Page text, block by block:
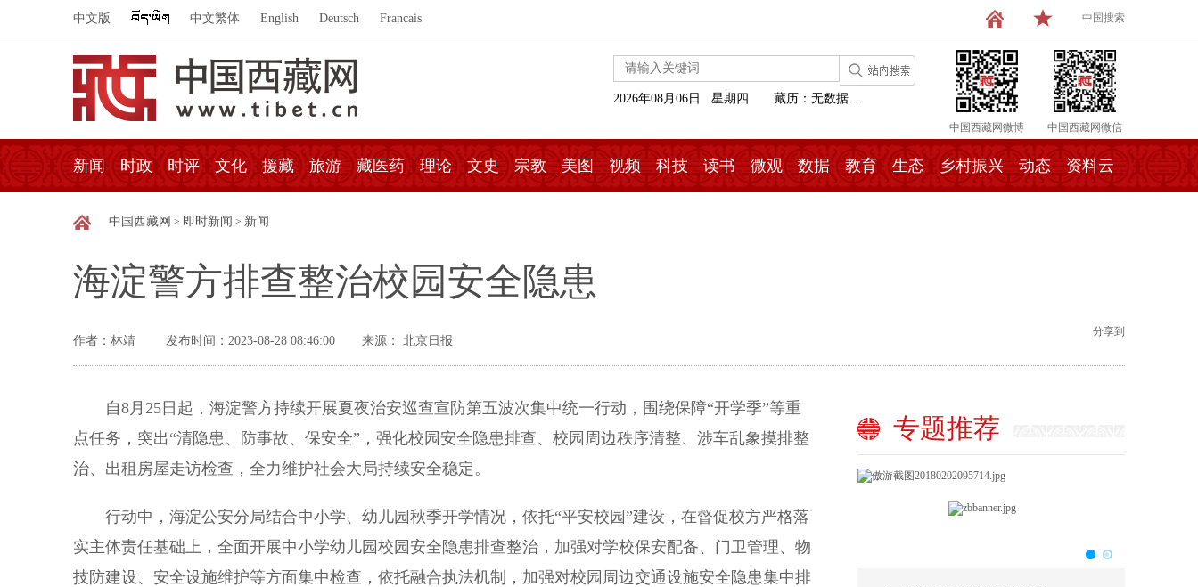
中文版 中文繁体 English Deutsch Francais 中国搜索
中国西藏网微博 中国西藏网微信
2026年08月06日 星期四 藏历：无数据...
新闻 时政 时评 文化 援藏 旅游 藏医药 理论 文史 宗教 美图 视频 科技 读书 微观 数据 教育 生态 乡村振兴 动态 资料云
中国西藏网 > 即时新闻 > 新闻
海淀警方排查整治校园安全隐患
作者：林靖 发布时间：2023-08-28 08:46:00 来源： 北京日报
分享到
自8月25日起，海淀警方持续开展夏夜治安巡查宣防第五波次集中统一行动，围绕保障“开学季”等重
点任务，突出“清隐患、防事故、保安全”，强化校园安全隐患排查、校园周边秩序清整、涉车乱象摸排整
治、出租房屋走访检查，全力维护社会大局持续安全稳定。
行动中，海淀公安分局结合中小学、幼儿园秋季开学情况，依托“平安校园”建设，在督促校方严格落
实主体责任基础上，全面开展中小学幼儿园校园安全隐患排查整治，加强对学校保安配备、门卫管理、物
技防建设、安全设施维护等方面集中检查，依托融合执法机制，加强对校园周边交通设施安全隐患集中排
专题推荐